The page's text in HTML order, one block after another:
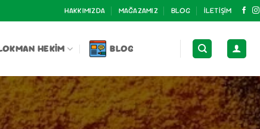
HAKKIMIZDA MAĞAZAMIZ BLOG İLETIŞIM
HEKIM BLOG